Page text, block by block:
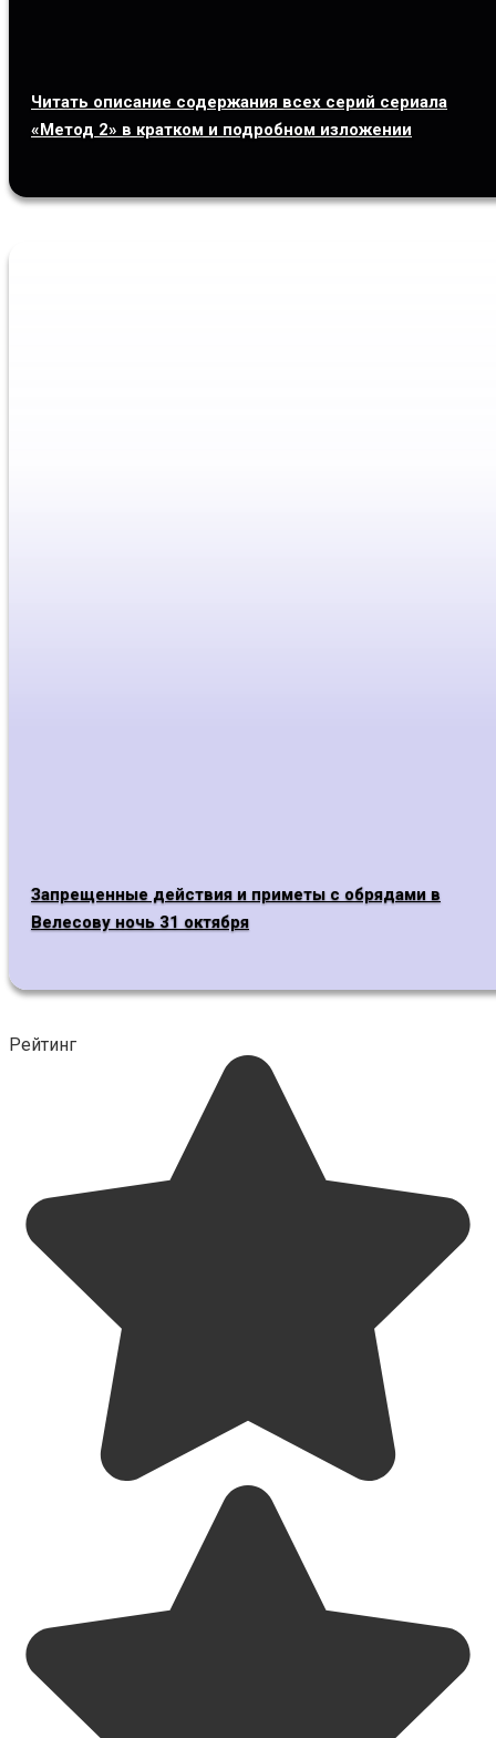
Читать описание содержания всех серий сериала
«Метод 2» в кратком и подробном изложении
Запрещенные действия и приметы с обрядами в
Велесову ночь 31 октября
Рейтинг